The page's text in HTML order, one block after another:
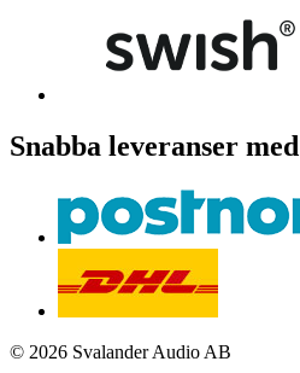
Snabba leveranser med
© 2026 Svalander Audio AB